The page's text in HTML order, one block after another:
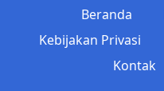
Beranda
Kebijakan Privasi
Kontak